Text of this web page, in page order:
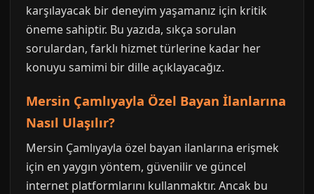
karşılayacak bir deneyim yaşamanız için kritik
öneme sahiptir. Bu yazıda, sıkça sorulan
sorulardan, farklı hizmet türlerine kadar her
konuyu samimi bir dille açıklayacağız.
Mersin Çamlıyayla Özel Bayan İlanlarına
Nasıl Ulaşılır?
Mersin Çamlıyayla özel bayan ilanlarına erişmek
için en yaygın yöntem, güvenilir ve güncel
internet platformlarını kullanmaktır. Ancak bu